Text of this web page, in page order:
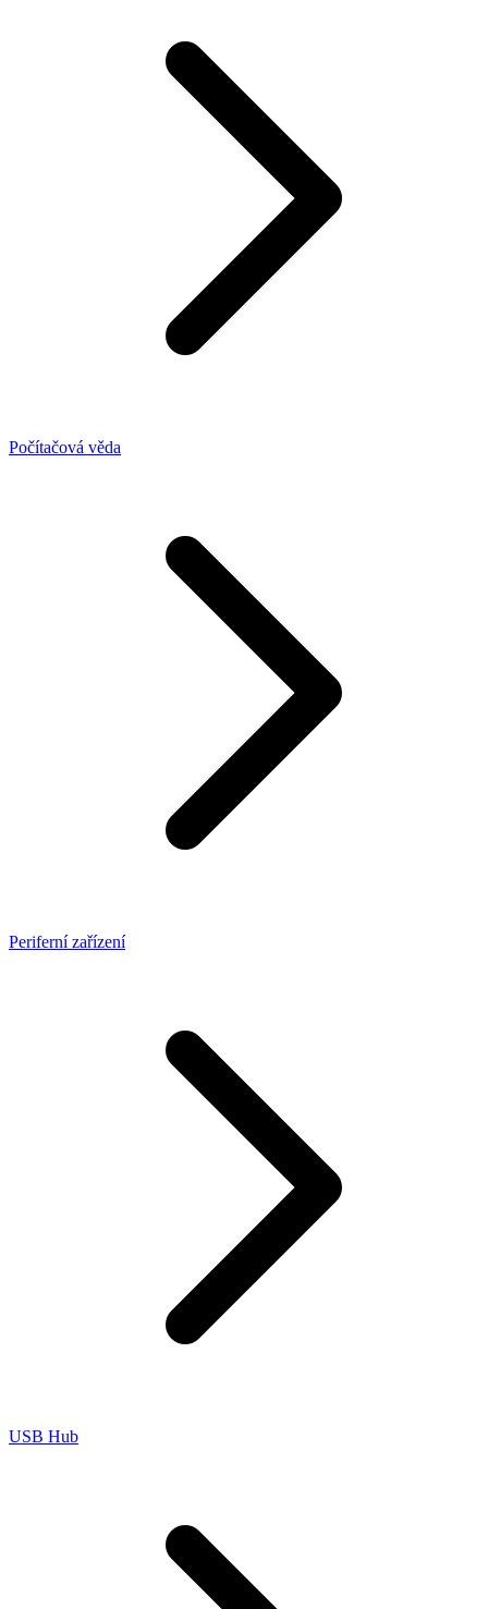
Počítačová věda
Periferní zařízení
USB Hub